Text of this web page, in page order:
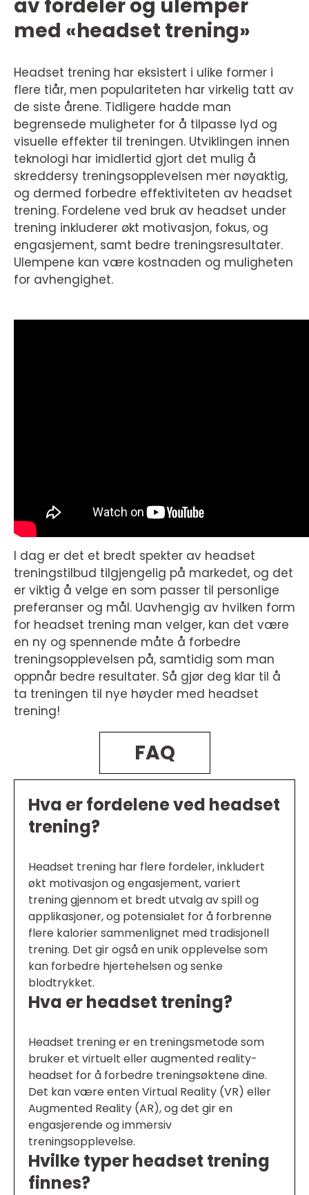
av fordeler og ulemper
med «headset trening»
Headset trening har eksistert i ulike former i
flere tiår, men populariteten har virkelig tatt av
de siste årene. Tidligere hadde man
begrensede muligheter for å tilpasse lyd og
visuelle effekter til treningen. Utviklingen innen
teknologi har imidlertid gjort det mulig å
skreddersy treningsopplevelsen mer nøyaktig,
og dermed forbedre effektiviteten av headset
trening. Fordelene ved bruk av headset under
trening inkluderer økt motivasjon, fokus, og
engasjement, samt bedre treningsresultater.
Ulempene kan være kostnaden og muligheten
for avhengighet.
I dag er det et bredt spekter av headset
treningstilbud tilgjengelig på markedet, og det
er viktig å velge en som passer til personlige
preferanser og mål. Uavhengig av hvilken form
for headset trening man velger, kan det være
en ny og spennende måte å forbedre
treningsopplevelsen på, samtidig som man
oppnår bedre resultater. Så gjør deg klar til å
ta treningen til nye høyder med headset
trening!
FAQ
Hva er fordelene ved headset
trening?
Headset trening har flere fordeler, inkludert
økt motivasjon og engasjement, variert
trening gjennom et bredt utvalg av spill og
applikasjoner, og potensialet for å forbrenne
flere kalorier sammenlignet med tradisjonell
trening. Det gir også en unik opplevelse som
kan forbedre hjertehelsen og senke
blodtrykket.
Hva er headset trening?
Headset trening er en treningsmetode som
bruker et virtuelt eller augmented reality-
headset for å forbedre treningsøktene dine.
Det kan være enten Virtual Reality (VR) eller
Augmented Reality (AR), og det gir en
engasjerende og immersiv
treningsopplevelse.
Hvilke typer headset trening
finnes?